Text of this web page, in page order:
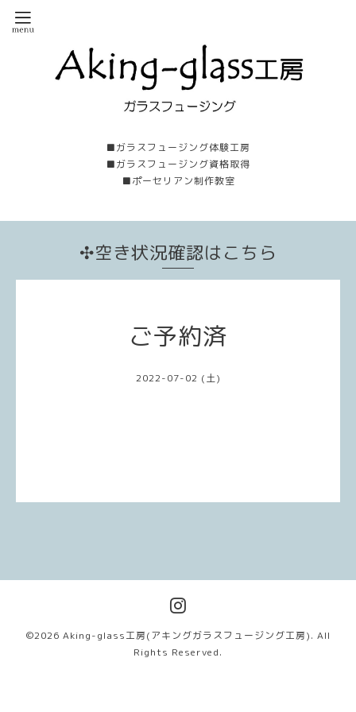
■ガラスフュージング体験工房
■ガラスフュージング資格取得
■ポーセリアン制作教室
✣空き状況確認はこちら
ご予約済
2022-07-02 (土)
©2026 Aking-glass工房(アキングガラスフュージング工房). All
Rights Reserved.